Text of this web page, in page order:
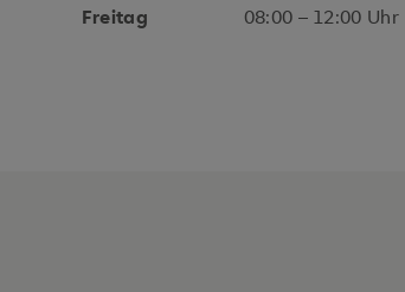
Freitag
08:00 – 12:00 Uhr